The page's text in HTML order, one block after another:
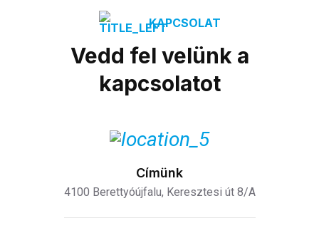
KAPCSOLAT
Vedd fel velünk a
kapcsolatot
Címünk
4100 Berettyóújfalu, Keresztesi út 8/A